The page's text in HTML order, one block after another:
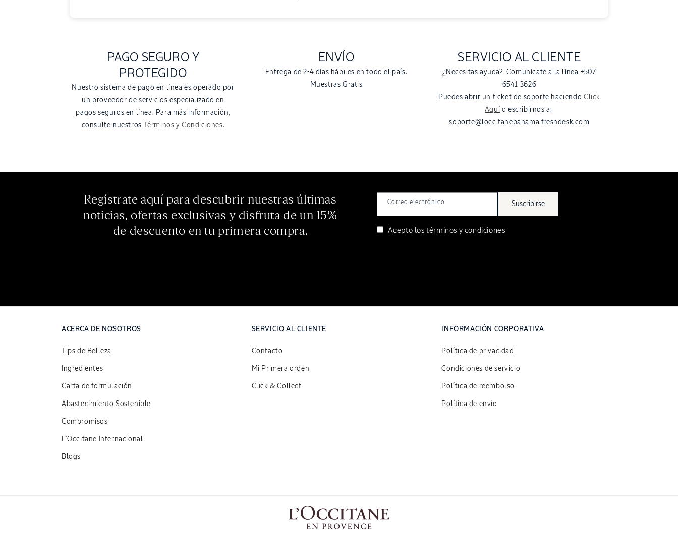
PAGO SEGURO Y
PROTEGIDO
Nuestro sistema de pago en línea es operado por
un proveedor de servicios especializado en
pagos seguros en línea. Para más información,
consulte nuestros
Términos y Condiciones.
ENVÍO
Entrega de 2-4 días hábiles en todo el país.
Muestras Gratis
SERVICIO AL CLIENTE
¿Necesitas ayuda? Comunícate a la línea +507
6541-3626
Puedes abrir un ticket de soporte haciendo Click
Aquí o escribirnos a:
soporte@loccitanepanama.freshdesk.com
Regístrate aquí para descubrir nuestras últimas
noticias, ofertas exclusivas y disfruta de un 15%
de descuento en tu primera compra.
Correo electrónico Suscribirse
Acepto lostérminos y condiciones
ACERCA DE NOSOTROS
Tips de Belleza
Ingredientes
Carta de formulación
Abastecimiento Sostenible
Compromisos
L'Occitane Internacional
Blogs
SERVICIO AL CLIENTE
Contacto
Mi Primera orden
Click & Collect
INFORMACIÓN CORPORATIVA
Política de privacidad
Condiciones de servicio
Política de reembolso
Política de envío